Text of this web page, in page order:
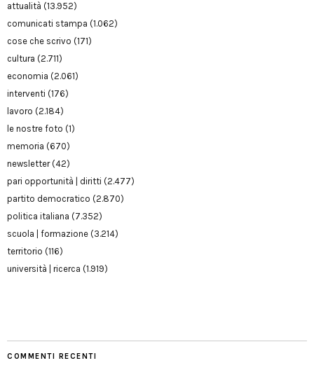
attualità (13.952)
comunicati stampa (1.062)
cose che scrivo (171)
cultura (2.711)
economia (2.061)
interventi (176)
lavoro (2.184)
le nostre foto (1)
memoria (670)
newsletter(42)
pari opportunità | diritti (2.477)
partito democratico (2.870)
politica italiana (7.352)
scuola | formazione (3.214)
territorio (116)
università | ricerca (1.919)
COMMENTI RECENTI